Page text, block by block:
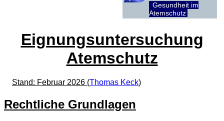
Gesundheit im
Atemschutz
Eignungsuntersuchung
Atemschutz
Stand: Februar 2026 (Thomas Keck)
Rechtliche Grundlagen